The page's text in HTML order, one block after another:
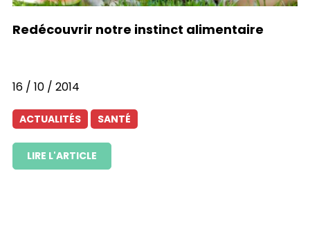
Redécouvrir notre instinct alimentaire
16 / 10 / 2014
ACTUALITÉS SANTÉ
LIRE L'ARTICLE